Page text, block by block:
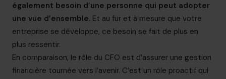
également besoin d’une personne qui peut adopter
une vue d’ensemble. Et au fur et à mesure que votre
entreprise se développe, ce besoin se fait de plus en
plus ressentir.
En comparaison, le rôle du CFO est d’assurer une gestion
financière tournée vers l’avenir. C’est un rôle proactif qui